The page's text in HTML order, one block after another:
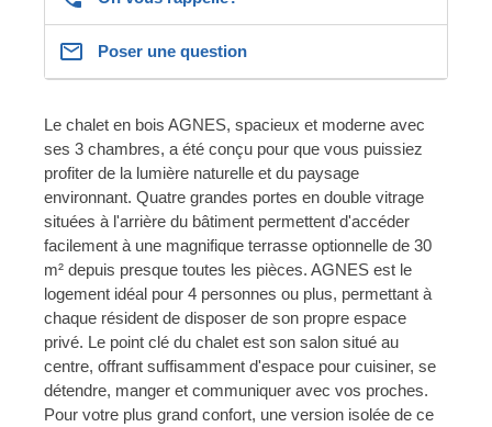
Poser une question
Le chalet en bois AGNES, spacieux et moderne avec
ses 3 chambres, a été conçu pour que vous puissiez
profiter de la lumière naturelle et du paysage
environnant. Quatre grandes portes en double vitrage
situées à l'arrière du bâtiment permettent d'accéder
facilement à une magnifique terrasse optionnelle de 30
m² depuis presque toutes les pièces. AGNES est le
logement idéal pour 4 personnes ou plus, permettant à
chaque résident de disposer de son propre espace
privé. Le point clé du chalet est son salon situé au
centre, offrant suffisamment d'espace pour cuisiner, se
détendre, manger et communiquer avec vos proches.
Pour votre plus grand confort, une version isolée de ce